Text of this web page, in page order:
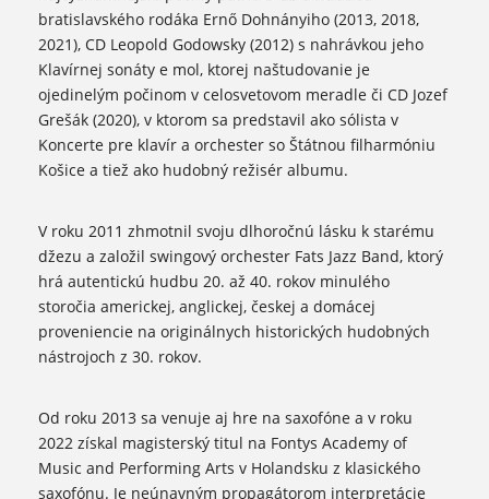
bratislavského rodáka Ernő Dohnányiho (2013, 2018,
2021), CD Leopold Godowsky (2012) s nahrávkou jeho
Klavírnej sonáty e mol, ktorej naštudovanie je
ojedinelým počinom v celosvetovom meradle či CD Jozef
Grešák (2020), v ktorom sa predstavil ako sólista v
Koncerte pre klavír a orchester so Štátnou filharmóniu
Košice a tiež ako hudobný režisér albumu.
V roku 2011 zhmotnil svoju dlhoročnú lásku k starému
džezu a založil swingový orchester Fats Jazz Band, ktorý
hrá autentickú hudbu 20. až 40. rokov minulého
storočia americkej, anglickej, českej a domácej
proveniencie na originálnych historických hudobných
nástrojoch z 30. rokov.
Od roku 2013 sa venuje aj hre na saxofóne a v roku
2022 získal magisterský titul na Fontys Academy of
Music and Performing Arts v Holandsku z klasického
saxofónu. Je neúnavným propagátorom interpretácie